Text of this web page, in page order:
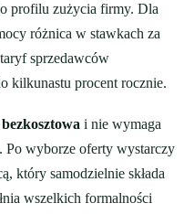
profilu zużycia firmy. Dla
różnica w stawkach za
sprzedawców
kilkunastu procent rocznie.
i nie wymaga
Po wyborze oferty wystarczy
który samodzielnie składa
wszelkich formalności